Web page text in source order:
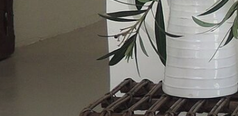
Samt
Blondes Holz
Pappmaché
Zink und Galvano